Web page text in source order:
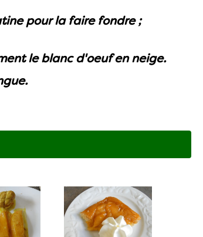
pour la faire fondre ;
le blanc d'oeuf en neige.